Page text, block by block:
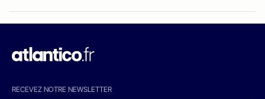
RECEVEZ NOTRE NEWSLETTER